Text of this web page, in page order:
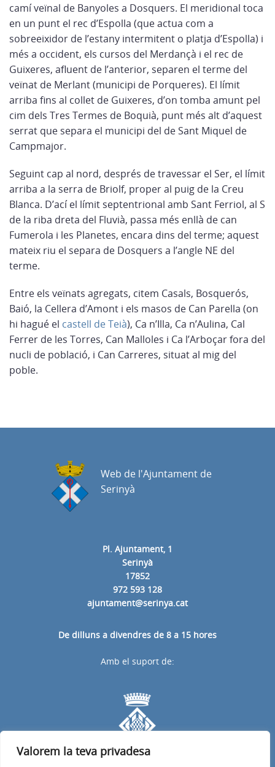
Valorem la teva privadesa
camí veïnal de Banyoles a Dosquers. El meridional toca
en un punt el rec d’Espolla (que actua com a
sobreeixidor de l’estany intermitent o platja d’Espolla) i
més a occident, els cursos del Merdançà i el rec de
Guixeres, afluent de l’anterior, separen el terme del
veïnat de Merlant (municipi de Porqueres). El límit
arriba fins al collet de Guixeres, d’on tomba amunt pel
cim dels Tres Termes de Boquià, punt més alt d’aquest
serrat que separa el municipi del de Sant Miquel de
Campmajor.
Seguint cap al nord, després de travessar el Ser, el límit
arriba a la serra de Briolf, proper al puig de la Creu
Blanca. D’ací el límit septentrional amb Sant Ferriol, al S
de la riba dreta del Fluvià, passa més enllà de can
Fumerola i les Planetes, encara dins del terme; aquest
mateix riu el separa de Dosquers a l’angle NE del
terme.
Entre els veïnats agregats, citem Casals, Bosquerós,
Baió, la Cellera d’Amont i els masos de Can Parella (on
hi hagué el castell de Teià), Ca n’Illa, Ca n’Aulina, Cal
Ferrer de les Torres, Can Malloles i Ca l’Arboçar fora del
nucli de població, i Can Carreres, situat al mig del
poble.
Pl. Ajuntament, 1
Serinyà
17852
972 593 128
ajuntament@serinya.cat
De dilluns a divendres de 8 a 15 hores
Web de l'Ajuntament de
Serinyà
Amb el suport de: